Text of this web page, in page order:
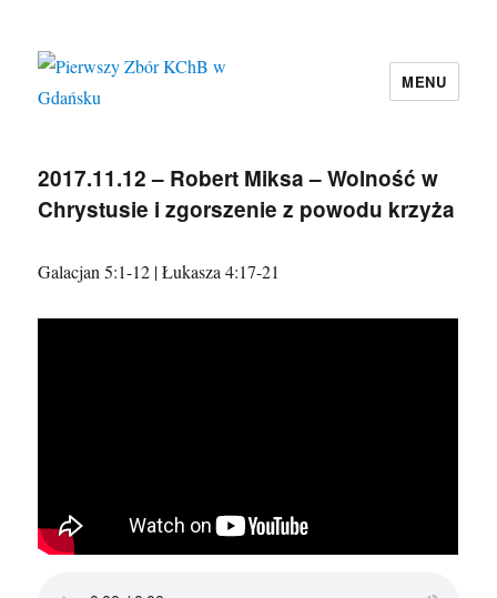
MENU
2017.11.12 – Robert Miksa – Wolność w
Chrystusie i zgorszenie z powodu krzyża
Galacjan 5:1-12 | Łukasza 4:17-21